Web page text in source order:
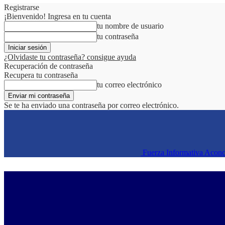
Registrarse
¡Bienvenido! Ingresa en tu cuenta
tu nombre de usuario
tu contraseña
¿Olvidaste tu contraseña? consigue ayuda
Recuperación de contraseña
Recupera tu contraseña
tu correo electrónico
Se te ha enviado una contraseña por correo electrónico.
Fuerza Informativa